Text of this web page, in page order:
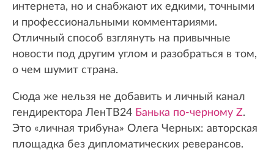
интернета, но и снабжают их едкими, точными
и профессиональными комментариями.
Отличный способ взглянуть на привычные
новости под другим углом и разобраться в том,
о чем шумит страна.
Сюда же нельзя не добавить и личный канал
гендиректора ЛенТВ24 Банька по-черному Z.
Это «личная трибуна» Олега Черных: авторская
площадка без дипломатических реверансов.